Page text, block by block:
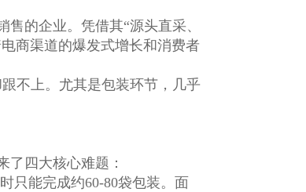
的企业。凭借其“源头直采、
商渠道的爆发式增长和消费者
不上。尤其是包装环节，几乎
了四大核心难题：
只能完成约60-80袋包装。面